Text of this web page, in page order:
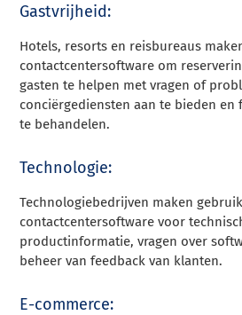
Gastvrijheid:
Hotels, resorts en reisbureaus
contactcentersoftware om
gasten te helpen met vragen of
conciërgediensten aan te bieden en
te behandelen.
Technologie:
Technologiebedrijven maken
contactcentersoftware voor
productinformatie, vragen over
beheer van feedback van klanten.
E-commerce: